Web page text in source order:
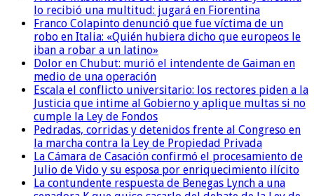
lo recibió una multitud: jugará en Fiorentina
Franco Colapinto denunció que fue víctima de un
robo en Italia: «Quién hubiera dicho que europeos le
iban a robar a un latino»
Dolor en Chubut: murió el intendente de Gaiman en
medio de una operación
Escala el conflicto universitario: los rectores piden a la
Justicia que intime al Gobierno y aplique multas si no
cumple la Ley de Fondos
Pedradas, corridas y detenidos frente al Congreso en
la marcha contra la Ley de Propiedad Privada
La Cámara de Casación confirmó el procesamiento de
Julio de Vido y su esposa por enriquecimiento ilícito
La contundente respuesta de Benegas Lynch a una